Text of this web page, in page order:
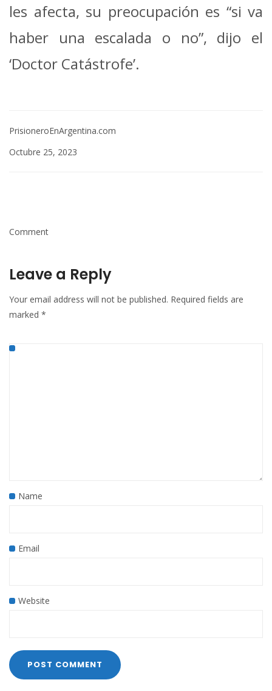
les afecta, su preocupación es “si va
haber una escalada o no”, dijo el
‘Doctor Catástrofe’.
PrisioneroEnArgentina.com
Octubre 25, 2023
Comment
Leave a Reply
Your email address will not be published. Required fields are
marked *
Name
Email
Website